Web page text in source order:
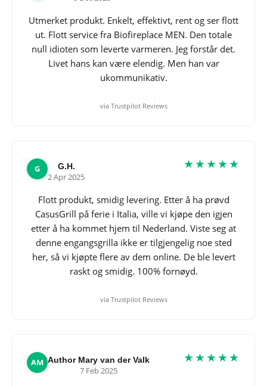
Utmerket produkt. Enkelt, effektivt, rent og ser flott
ut. Flott service fra Biofireplace MEN. Den totale
null idioten som leverte varmeren. Jeg forstår det.
Livet hans kan være elendig. Men han var
ukommunikativ.
via Trustpilot Reviews
G G.H.
2 Apr 2025
★★★★★
Flott produkt, smidig levering. Etter å ha prøvd
CasusGrill på ferie i Italia, ville vi kjøpe den igjen
etter å ha kommet hjem til Nederland. Viste seg at
denne engangsgrilla ikke er tilgjengelig noe sted
her, så vi kjøpte flere av dem online. De ble levert
raskt og smidig. 100% fornøyd.
via Trustpilot Reviews
AM Author Mary van der Valk
7 Feb 2025
★★★★★